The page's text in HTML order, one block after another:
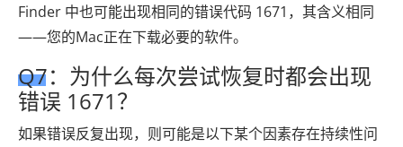
Finder 中也可能出现相同的错误代码 1671，其含义相同
——您的Mac正在下载必要的软件。
Q7：为什么每次尝试恢复时都会出现
错误 1671？
如果错误反复出现，则可能是以下某个因素存在持续性问